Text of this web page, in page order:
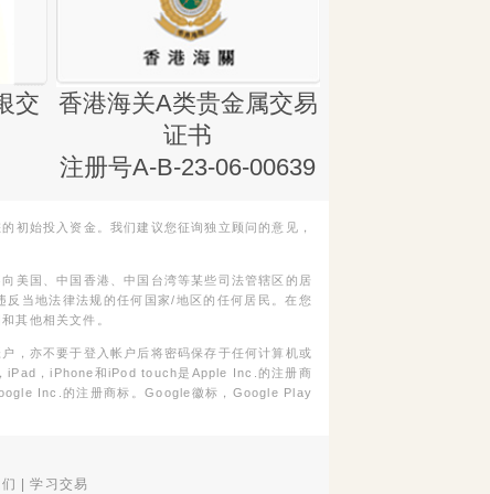
交
香港海关A类贵金属交易
证书
注册号A-B-23-06-00639
初始投入资金。我们建议您征询独立顾问的意见，
美国、中国香港、中国台湾等某些司法管辖区的居
当地法律法规的任何国家/地区的任何居民。在您
其他相关文件。
，亦不要于登入帐户后将密码保存于任何计算机或
iPad，iPhone和iPod touch是Apple Inc.的注册商
Inc.的注册商标。Google徽标，Google Play
|学习交易